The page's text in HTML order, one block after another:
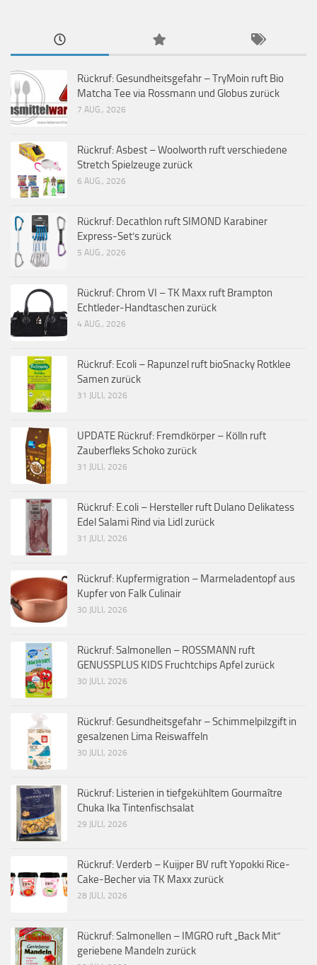
Rückruf: Gesundheitsgefahr – TryMoin ruft Bio
Matcha Tee via Rossmann und Globus zurück
7 AUG., 2026
Rückruf: Asbest – Woolworth ruft verschiedene
Stretch Spielzeuge zurück
6 AUG., 2026
Rückruf: Decathlon ruft SIMOND Karabiner
Express-Set’s zurück
5 AUG., 2026
Rückruf: Chrom VI – TK Maxx ruft Brampton
Echtleder-Handtaschen zurück
4 AUG., 2026
Rückruf: Ecoli – Rapunzel ruft bioSnacky Rotklee
Samen zurück
31 JULI, 2026
UPDATE Rückruf: Fremdkörper – Kölln ruft
Zauberfleks Schoko zurück
31 JULI, 2026
Rückruf: E.coli – Hersteller ruft Dulano Delikatess
Edel Salami Rind via Lidl zurück
31 JULI, 2026
Rückruf: Kupfermigration – Marmeladentopf aus
Kupfer von Falk Culinair
30 JULI, 2026
Rückruf: Salmonellen – ROSSMANN ruft
GENUSSPLUS KIDS Fruchtchips Apfel zurück
30 JULI, 2026
Rückruf: Gesundheitsgefahr – Schimmelpilzgift in
gesalzenen Lima Reiswaffeln
30 JULI, 2026
Rückruf: Listerien in tiefgekühltem Gourmaître
Chuka Ika Tintenfischsalat
29 JULI, 2026
Rückruf: Verderb – Kuijper BV ruft Yopokki Rice-
Cake-Becher via TK Maxx zurück
28 JULI, 2026
Rückruf: Salmonellen – IMGRO ruft „Back Mit“
geriebene Mandeln zurück